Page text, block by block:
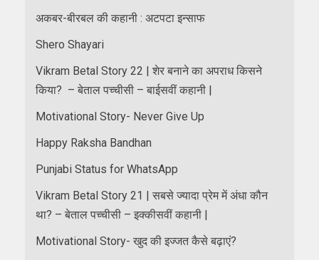
अकबर-बीरबल की कहानी : अटपटा इन्साफ
Shero Shayari
Vikram Betal Story 22 | शेर बनाने का अपराध किसने
किया? – बेताल पच्चीसी – बाईसवीं कहानी |
Motivational Story- Never Give Up
Happy Raksha Bandhan
Punjabi Status for WhatsApp
Vikram Betal Story 21 | सबसे ज्यादा प्रेम में अंधा कौन
था? – बेताल पच्चीसी – इक्कीसवीं कहानी |
Motivational Story- खुद की इज्जत कैसे बढ़ाएं?